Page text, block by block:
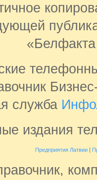
служба
издания
Предприятия Латвии|